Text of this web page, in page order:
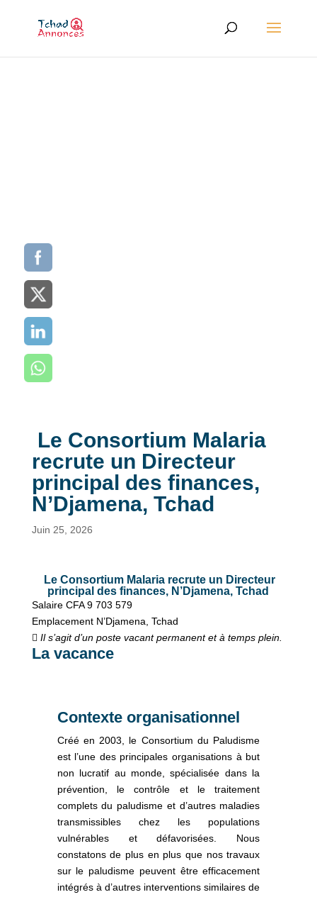
Le Consortium Malaria
recrute un Directeur
principal des finances,
N’Djamena, Tchad
Juin 25, 2026
Le Consortium Malaria recrute un Directeur
principal des finances, N’Djamena, Tchad
Salaire CFA 9 703 579
Emplacement N’Djamena, Tchad
Il s’agit d’un poste vacant permanent et à temps plein.
La vacance
Contexte organisationnel
Créé en 2003, le Consortium du Paludisme
est l’une des principales organisations à but
non lucratif au monde, spécialisée dans la
prévention, le contrôle et le traitement
complets du paludisme et d’autres maladies
transmissibles chez les populations
vulnérables et défavorisées. Nous
constatons de plus en plus que nos travaux
sur le paludisme peuvent être efficacement
intégrés à d’autres interventions similaires de